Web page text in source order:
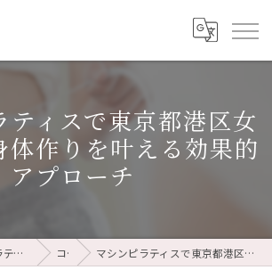
ティスで東京都港区女
体作りを叶える効果的
アプローチ
東京都港区のピラティスならピラティススタジオ lamp コラム マシンピラティスで東京都港区女性らしい身体作りを叶える効果的アプローチ